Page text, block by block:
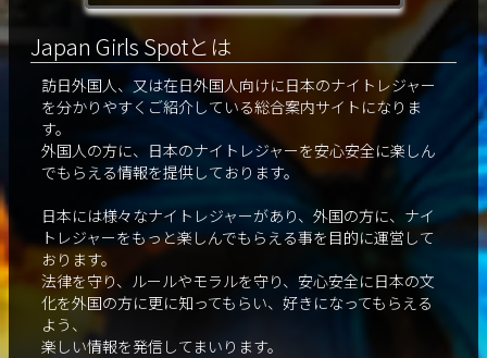
Japan Girls Spotとは
訪日外国人、又は在日外国人向けに日本のナイトレジャー
を分かりやすくご紹介している総合案内サイトになりま
す。
外国人の方に、日本のナイトレジャーを安心安全に楽しん
でもらえる情報を提供しております。
日本には様々なナイトレジャーがあり、外国の方に、ナイ
トレジャーをもっと楽しんでもらえる事を目的に運営して
おります。
法律を守り、ルールやモラルを守り、安心安全に日本の文
化を外国の方に更に知ってもらい、好きになってもらえる
よう、
楽しい情報を発信してまいります。